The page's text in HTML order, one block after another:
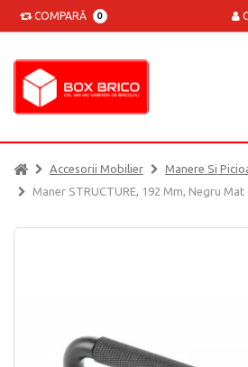
COMPARĂ 0
Accesorii Mobilier Manere Si
Maner STRUCTURE, 192 Mm, Negru Mat